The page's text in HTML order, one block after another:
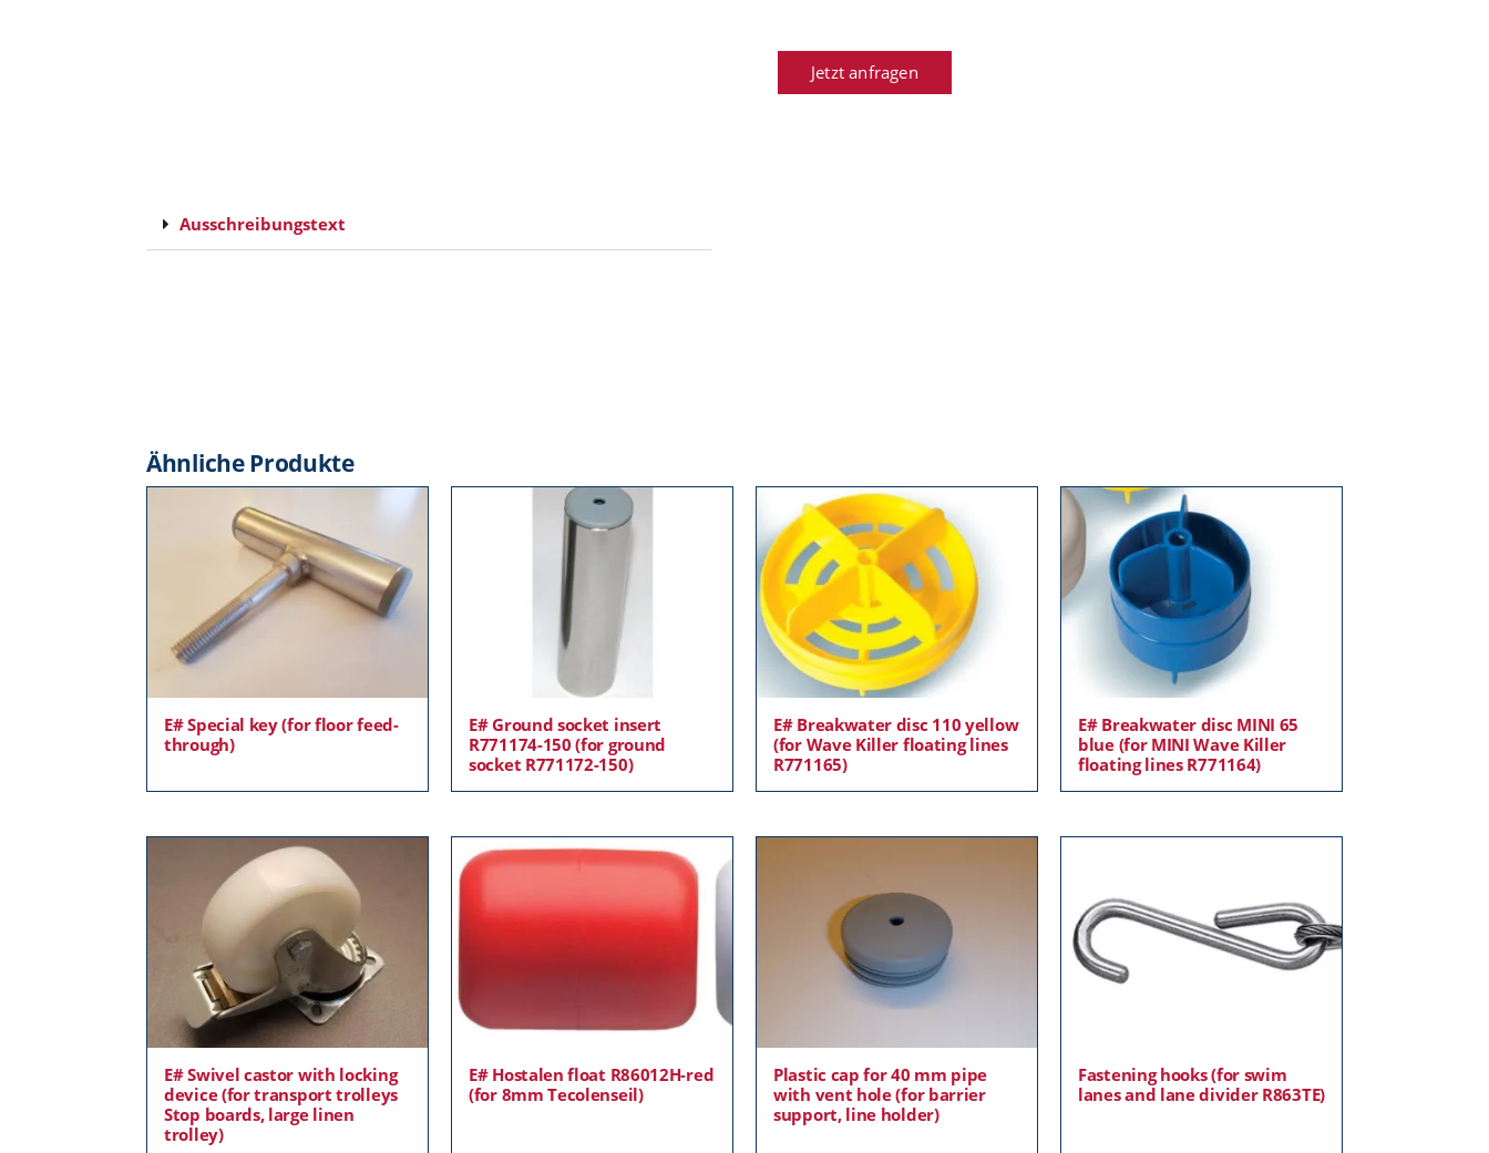
Ausschreibungstext
Jetzt anfragen
Ähnliche Produkte
E# Special key (for floor feed-
through)
E# Ground socket insert
R771174-150 (for ground
socket R771172-150)
E# Breakwater disc 110 yellow
(for Wave Killer floating lines
R771165)
E# Breakwater disc MINI 65
blue (for MINI Wave Killer
floating lines R771164)
E# Swivel castor with locking
device (for transport trolleys
Stop boards, large linen
trolley)
E# Hostalen float R86012H-red
(for 8mm Tecolenseil)
Plastic cap for 40 mm pipe
with vent hole (for barrier
support, line holder)
Fastening hooks (for swim
lanes and lane divider R863TE)